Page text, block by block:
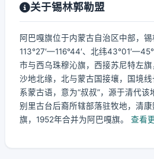
关于锡林郭勒盟
阿巴嘎旗位于内蒙古自治区中部，
113°27′—116°44′、北纬
市与西乌珠穆沁旗，西接苏尼特左
沙地北缘，北与蒙古国接壤，国境线
系蒙古语，意为“叔叔”，源于清代
别里古台后裔所辖部落驻牧地，清
旗，1952年合并为阿巴嘎旗。
查看